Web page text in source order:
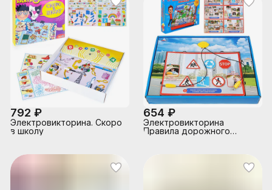
792 ₽
Электровикторина. Скоро
в школу
654 ₽
Электровикторина
Правила дорожного